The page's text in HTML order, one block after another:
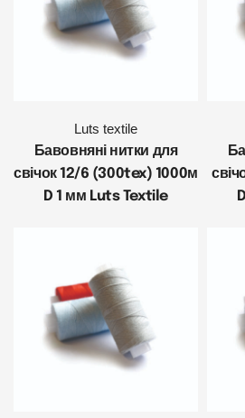
Luts textile
Бавовняні нитки для
свічок 12/6 (300tex) 1000м
D 1 мм Luts Textile